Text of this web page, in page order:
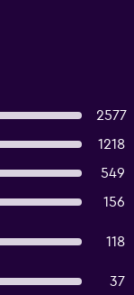
2577
1218
549
156
118
37